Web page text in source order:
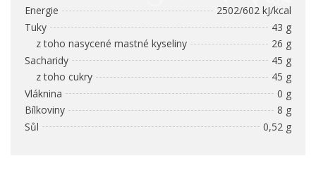
Energie
2502/602 kJ/kcal
Tuky
43 g
z toho nasycené mastné kyseliny
26 g
Sacharidy
45 g
z toho cukry
45 g
Vláknina
0 g
Bílkoviny
8 g
Sůl
0,52 g